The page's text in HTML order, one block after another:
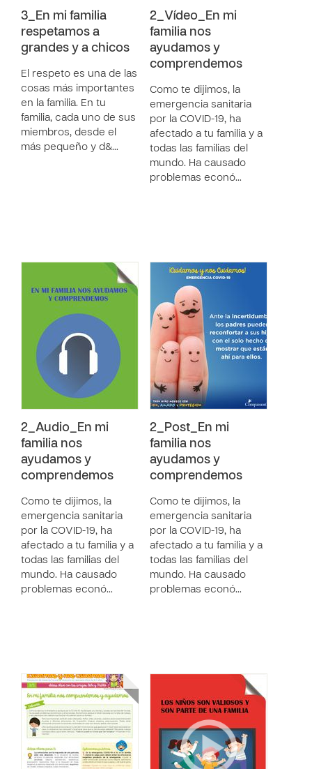
3_En mi familia
respetamos a
grandes y a chicos
El respeto es una de las
cosas más importantes
en la familia. En tu
familia, cada uno de sus
miembros, desde el
más pequeño y d&…
2_Vídeo_En mi
familia nos
ayudamos y
comprendemos
Como te dijimos, la
emergencia sanitaria
por la COVID-19, ha
afectado a tu familia y a
todas las familias del
mundo. Ha causado
problemas econó…
2_Audio_En mi
familia nos
ayudamos y
comprendemos
Como te dijimos, la
emergencia sanitaria
por la COVID-19, ha
afectado a tu familia y a
todas las familias del
mundo. Ha causado
problemas econó…
2_Post_En mi
familia nos
ayudamos y
comprendemos
Como te dijimos, la
emergencia sanitaria
por la COVID-19, ha
afectado a tu familia y a
todas las familias del
mundo. Ha causado
problemas econó…